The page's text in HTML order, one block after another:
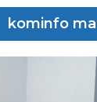
kominfo